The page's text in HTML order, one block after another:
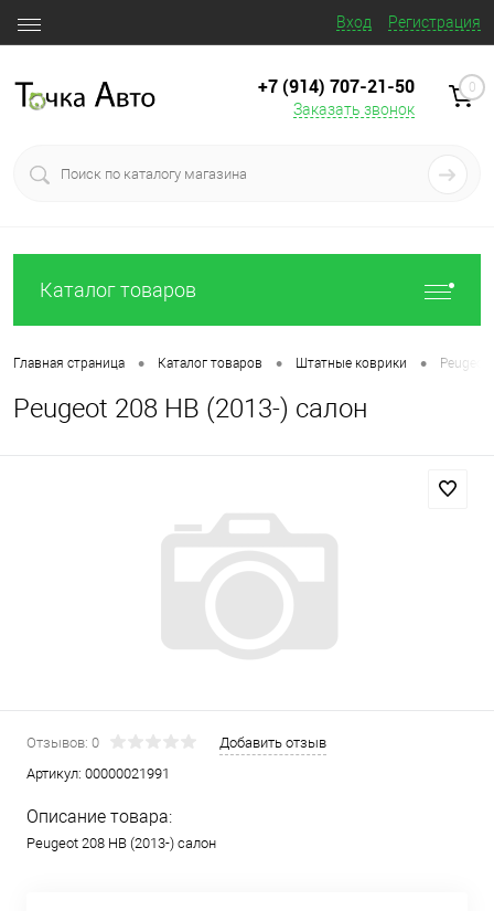
Вход Регистрация
+7 (914) 707‒21‒50
Заказать звонок
0
Каталог товаров
Главная страница • Каталог товаров • Штатные коврики • Peugeot
Peugeot 208 HB (2013-) салон
Отзывов: 0
Добавить отзыв
Артикул: 00000021991
Описание товара:
Peugeot 208 HB (2013-) салон